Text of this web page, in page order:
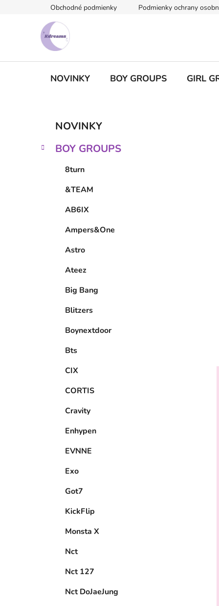
Obchodné podmienky Podmienky ochrany
NOVINKY BOY GROUPS GIRL
č
Preskočiť
kategórie
e
NOVINKY
BOY GROUPS
8turn
&TEAM
AB6IX
Ampers&One
Astro
Ateez
Big Bang
Blitzers
Boynextdoor
Bts
CIX
CORTIS
Cravity
Enhypen
EVNNE
Exo
Got7
KickFlip
Monsta X
Nct
Nct 127
Nct DoJaeJung